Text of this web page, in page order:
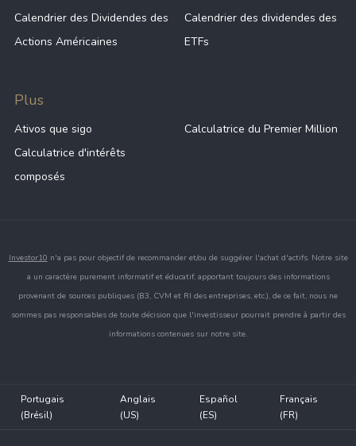
Calendrier des Dividendes des
Actions Américaines
Calendrier des dividendes des
ETFs
Plus
Ativos que sigo
Calculatrice du Premier Million
Calculatrice d'intérêts
composés
Investor10 n'a pas pour objectif de recommander et/ou de suggérer l'achat d'actifs. Notre site
a un caractère purement informatif et éducatif, apportant toujours des informations
provenant de sources publiques (B3, CVM et RI des entreprises, etc.), de ce fait, nous ne
sommes pas responsables de toute décision que l'investisseur pourrait prendre à partir des
informations contenues sur notre site.
Portugais
(Brésil)
Anglais
(US)
Español
(ES)
Français
(FR)